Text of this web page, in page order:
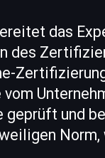
das
des
geprüft und